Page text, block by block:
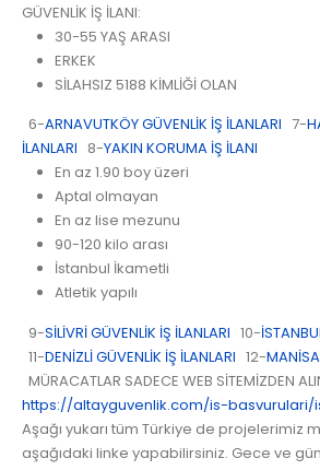
GÜVENLİK İŞ İLANI:
30-55 YAŞ ARASI
ERKEK
SİLAHSIZ 5188 KİMLİĞİ OLAN
6-ARNAVUTKÖY GÜVENLİK İŞ İLANLARI 7-
İLANLARI 8-YAKIN KORUMA İŞ İLANI
En az 1.90 boy üzeri
Aptal olmayan
En az lise mezunu
90-120 kilo arası
İstanbul İkametli
Atletik yapılı
9-SİLİVRİ GÜVENLİK İŞ İLANLARI 10-
11-DENİZLİ GÜVENLİK İŞ İLANLARI 12-
MÜRACATLAR SADECE WEB SİTEMİZDEN
https://altayguvenlik.com/is-
Aşağı yukarı tüm Türkiye de projelerimiz
aşağıdaki linke yapabilirsiniz. Gece ve